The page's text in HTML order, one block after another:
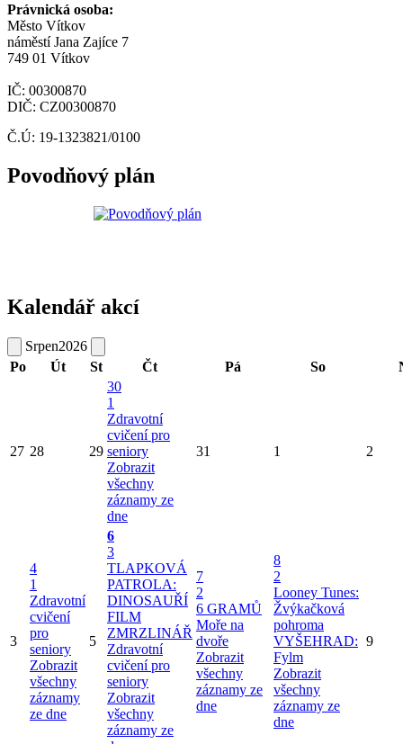
Právnická osoba:
Město Vítkov
náměstí Jana Zajíce 7
749 01 Vítkov
IČ: 00300870
DIČ: CZ00300870
Č.Ú: 19-1323821/0100
Povodňový plán
Kalendář akcí
Srpen2026
Po
Út St Čt Pá So
27 28 29
30
1
Zdravotní
cvičení pro
seniory
Zobrazit
všechny
záznamy ze
dne
31 1 2
3
4
1
Zdravotní
cvičení
pro
seniory
Zobrazit
všechny
záznamy
ze dne
5
6
3
TLAPKOVÁ
PATROLA:
DINOSAUŘÍ
FILM
ZMRZLINÁŘ
Zdravotní
cvičení pro
seniory
Zobrazit
všechny
záznamy ze
7
2
6 GRAMŮ
Moře na
dvoře
Zobrazit
všechny
záznamy ze
dne
8
2
Looney Tunes:
Žvýkačková
pohroma
VYŠEHRAD:
Fylm
Zobrazit
všechny
záznamy ze
dne
9